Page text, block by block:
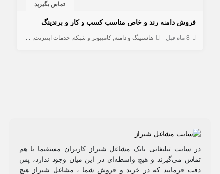
تماس بگیرید
فروش دامنه رند و خاص مناسب کسب و کار و برندینگ
8 ماه قبل هاستینگ و دامنه کامپیوتر و شبکه خدمات اینترنت
در سایت تبلیغاتی بانک مشاغل شیراز کاربران مستقیما با هم
تماس می‌گیرند و هیچ واسطه‌ای در این میان وجود ندارد، پس
دقت فرمایید که در خرید و فروشِ شما ، مشاغل شیراز هیچ